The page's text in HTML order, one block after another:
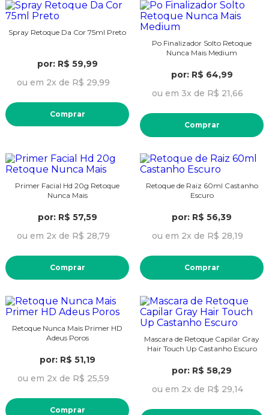
Spray Retoque Da Cor 75ml Preto
por: R$ 59,99
ou em 2x de R$ 29,99
Comprar
Po Finalizador Solto Retoque
Nunca Mais Medium
por: R$ 64,99
ou em 3x de R$ 21,66
Comprar
Primer Facial Hd 20g Retoque
Nunca Mais
por: R$ 57,59
ou em 2x de R$ 28,79
Comprar
Retoque de Raiz 60ml Castanho
Escuro
por: R$ 56,39
ou em 2x de R$ 28,19
Comprar
Retoque Nunca Mais Primer HD
Adeus Poros
por: R$ 51,19
ou em 2x de R$ 25,59
Comprar
Mascara de Retoque Capilar Gray
Hair Touch Up Castanho Escuro
por: R$ 58,29
ou em 2x de R$ 29,14